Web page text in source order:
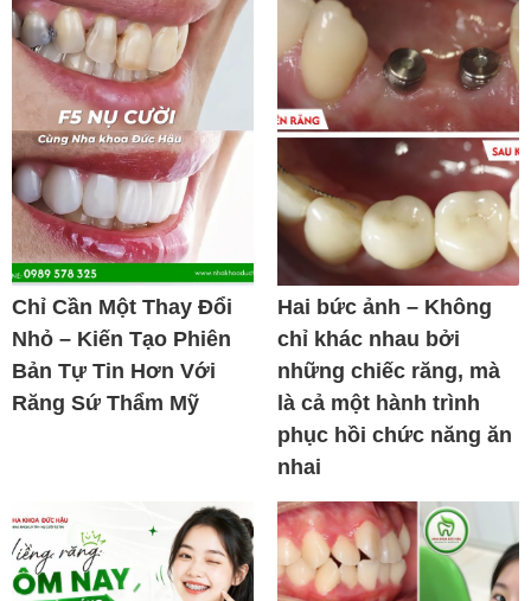
Chỉ Cần Một Thay Đổi
Nhỏ – Kiến Tạo Phiên
Bản Tự Tin Hơn Với
Răng Sứ Thẩm Mỹ
Hai bức ảnh – Không
chỉ khác nhau bởi
những chiếc răng, mà
là cả một hành trình
phục hồi chức năng ăn
nhai